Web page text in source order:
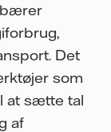
Det
som
at sætte tal
af